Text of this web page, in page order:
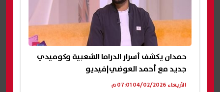
حمدان يكشف أسرار الدراما الشعبية وكوميدي
جديد مع أحمد العوضي|فيديو
الأربعاء 04/02/2026 07:01 م